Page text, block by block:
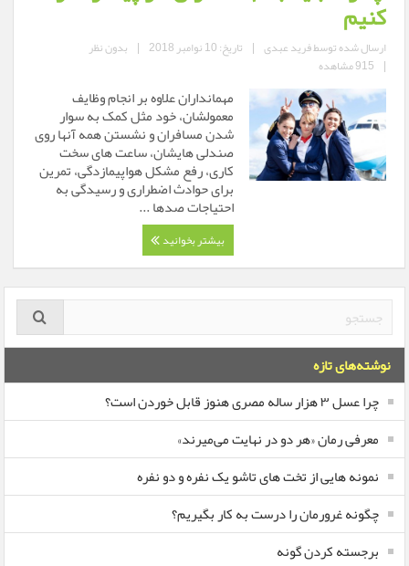
کنیم
ارسال شده توسطفرید عبدی | تاریخ: 10 نوامبر 2018 | بدون نظر
| 915 مشاهده
مهمانداران علاوه بر انجام وظایف
معمولشان، خود مثل کمک به سوار
شدن مسافران و نشستن همه آنها روی
صندلی هایشان، ساعت های سخت
کاری، رفع مشکل هواپیمازدگی، تمرین
برای حوادث اضطراری و رسیدگی به
احتیاجات صدها ...
بیشتر بخوانید
نوشته‌های تازه
چرا عسل ۳ هزار ساله‌ مصری هنوز قابل خوردن است؟
معرفی رمان «هر دو در نهایت می‌میرند»
نمونه هایی از تخت های تاشو یک نفره و دو نفره
چگونه غرورمان را درست به کار بگیریم؟
برجسته کردن گونه